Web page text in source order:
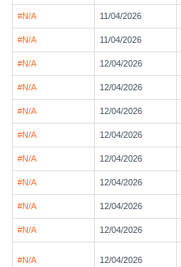
#N/A 11/04/2026
#N/A 11/04/2026
#N/A 12/04/2026
#N/A 12/04/2026
#N/A 12/04/2026
#N/A 12/04/2026
#N/A 12/04/2026
#N/A 12/04/2026
#N/A 12/04/2026
#N/A 12/04/2026
#N/A 12/04/2026